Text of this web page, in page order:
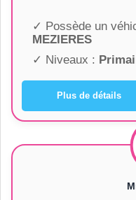
✓ Possède un
MEZIERES
✓ Niveaux :
Plus de détails